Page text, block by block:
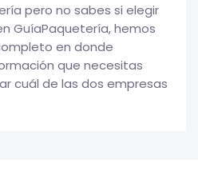
pero no sabes si elegir
GuíaPaquetería, hemos
en donde
que necesitas
cuál de las dos empresas